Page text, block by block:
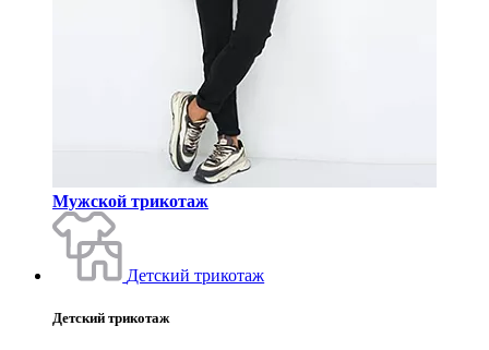
Мужской трикотаж
Детский трикотаж
Детский трикотаж